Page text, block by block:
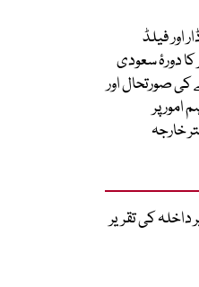
اور فیلڈ
دورۂ سعودی
صورتحال اور
پر
خارجہ
داخلہ کی تقریر